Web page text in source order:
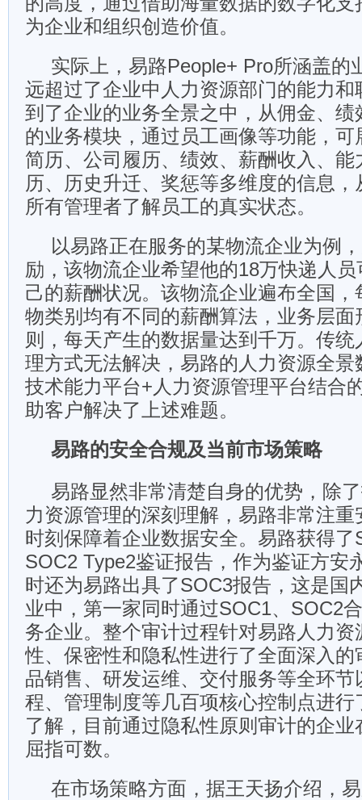
为企业和组织创造价值。
实际上，易路People+ Pro所涵盖的
远超过了企业中人力资源部门的能力和
到了企业的业务全景之中，从佣金、绩
的业务模块，通过员工画像等功能，可
简历、公司履历、绩效、薪酬收入、能
历、历史升迁、奖惩等多维度的信息
所有管理者了解员工的真实状态。
以易路正在服务的某物流企业为例
励，该物流企业希望他的18万快递人
己的薪酬状况。该物流企业遍布全国，
物类别均有不同的薪酬算法，业务层面
则，每天产生的数据量达到千万。传
理方式无法解决，易路的人力资源全景
技术能力平台+人力资源管理平台结合
助客户解决了上述难题。
易路的安全合规及当前市场策略
易路显然非常清楚自身的优势，除
力资源管理的深刻理解，易路非常注
时刻保障着企业数据安全。易路获得了
SOC2 Type2鉴证报告，作为鉴证方安
时还为易路出具了SOC3报告，这是国
业中，第一家同时通过SOC1、SOC2
务企业。整个审计过程针对易路人力资
性、保密性和隐私性进行了全面深入的
品销售、研发运维、交付服务等全环节
程、管理制度等几百项核心控制点进行
了解，目前通过隐私性原则审计的企
屈指可数。
在市场策略方面，据王天扬介绍，